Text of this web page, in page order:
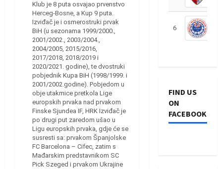
Klub je 8 puta osvajao prvenstvo
Herceg-Bosne, a Kup 9 puta.
Izviđač je i osmerostruki prvak
BiH (u sezonama 1999/2000.,
2001/2002., 2003/2004.,
2004/2005, 2015/2016,
2017/2018, 2018/2019 i
2020/2021. godine), te dvostruki
pobjednik Kupa BiH (1998/1999. i
2001/2002.godine). Pobjedom u
obje utakmice pretkola Lige
europskih prvaka nad prvakom
Finske Sjundea IF, HRK Izviđač je
po drugi put zaredom ušao u
Ligu europskih prvaka, gdje će se
susresti sa: prvakom Španjolske
FC Barcelona – Cifec, zatim s
Mađarskim predstavnikom SC
Pick Szeged i prvakom Ukrajine
6
FIND US
ON
FACEBOOK